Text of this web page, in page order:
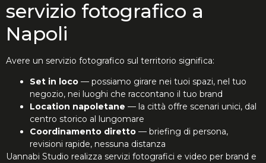
servizio fotografico a
Napoli
Avere un servizio fotografico sul territorio significa:
Set in loco — possiamo girare nei tuoi spazi, nel tuo
negozio, nei luoghi che raccontano il tuo brand
Location napoletane — la città offre scenari unici, dal
centro storico al lungomare
Coordinamento diretto — briefing di persona,
revisioni rapide, nessuna distanza
Uannabi Studio realizza servizi fotografici e video per brand e